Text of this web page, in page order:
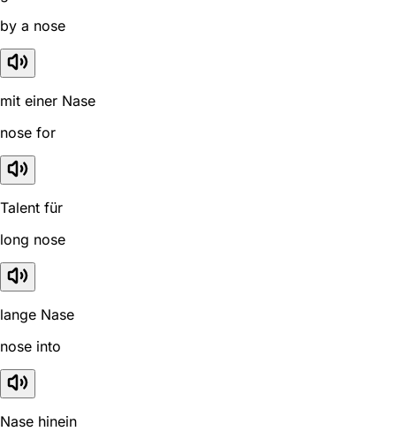
by a nose
mit einer Nase
nose for
Talent für
long nose
lange Nase
nose into
Nase hinein